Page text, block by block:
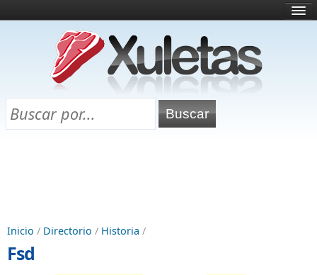
¿Qué es esto?
Directorio
Chuletas para exámenes
Inicio / Directorio / Historia /
Fsd